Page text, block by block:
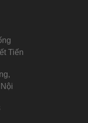
Tiến